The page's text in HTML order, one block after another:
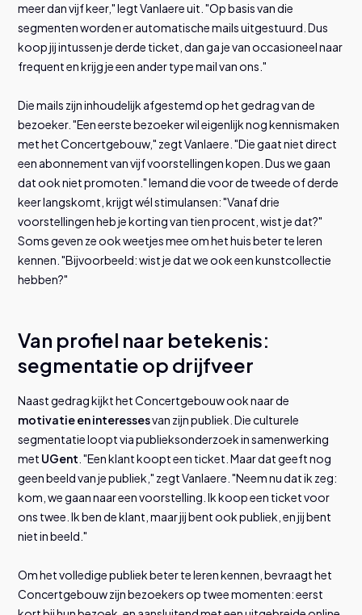
meer dan vijf keer," legt Vanlaere uit. "Op basis van die
segmenten worden er automatische mails uitgestuurd. Dus
koop jij intussen je derde ticket, dan ga je van occasioneel naar
frequent en krijg je een ander type mail van ons."
Die mails zijn inhoudelijk afgestemd op het gedrag van de
bezoeker. "Een eerste bezoeker wil eigenlijk nog kennismaken
met het Concertgebouw," zegt Vanlaere. "Die gaat niet direct
een abonnement van vijf voorstellingen kopen. Dus we gaan
dat ook niet promoten." Iemand die voor de tweede of derde
keer langskomt, krijgt wél stimulansen: "Vanaf drie
voorstellingen heb je korting van tien procent, wist je dat?"
Soms geven ze ook weetjes mee om het huis beter te leren
kennen. "Bijvoorbeeld: wist je dat we ook een kunstcollectie
hebben?"
Van profiel naar betekenis:
segmentatie op drijfveer
Naast gedrag kijkt het Concertgebouw ook naar de
motivatie en interessesvan zijn publiek. Die culturele
segmentatie loopt via publieksonderzoek in samenwerking
met UGent . "Een klant koopt een ticket. Maar dat geeft nog
geen beeld van je publiek," zegt Vanlaere. "Neem nu dat ik zeg:
kom, we gaan naar een voorstelling. Ik koop een ticket voor
ons twee. Ik ben de klant, maar jij bent ook publiek, en jij bent
niet in beeld."
Om het volledige publiek beter te leren kennen, bevraagt het
Concertgebouw zijn bezoekers op twee momenten: eerst